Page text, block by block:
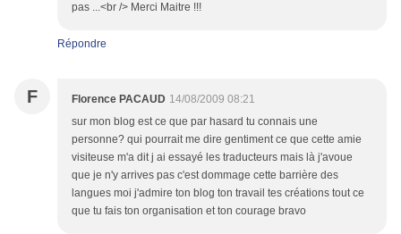
pas ...<br /> Merci Maitre !!!
Répondre
F Florence PACAUD 14/08/2009 08:21
sur mon blog est ce que par hasard tu connais une
personne? qui pourrait me dire gentiment ce que cette amie
visiteuse m'a dit j ai essayé les traducteurs mais là j'avoue
que je n'y arrives pas c'est dommage cette barrière des
langues moi j'admire ton blog ton travail tes créations tout ce
que tu fais ton organisation et ton courage bravo